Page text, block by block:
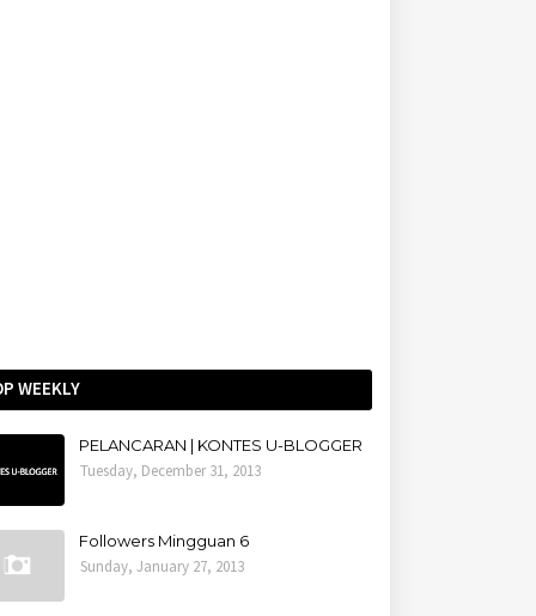
WEEKLY
PELANCARAN | KONTES U-BLOGGER
Tuesday, December 31, 2013
Followers Mingguan 6
Sunday, January 27, 2013